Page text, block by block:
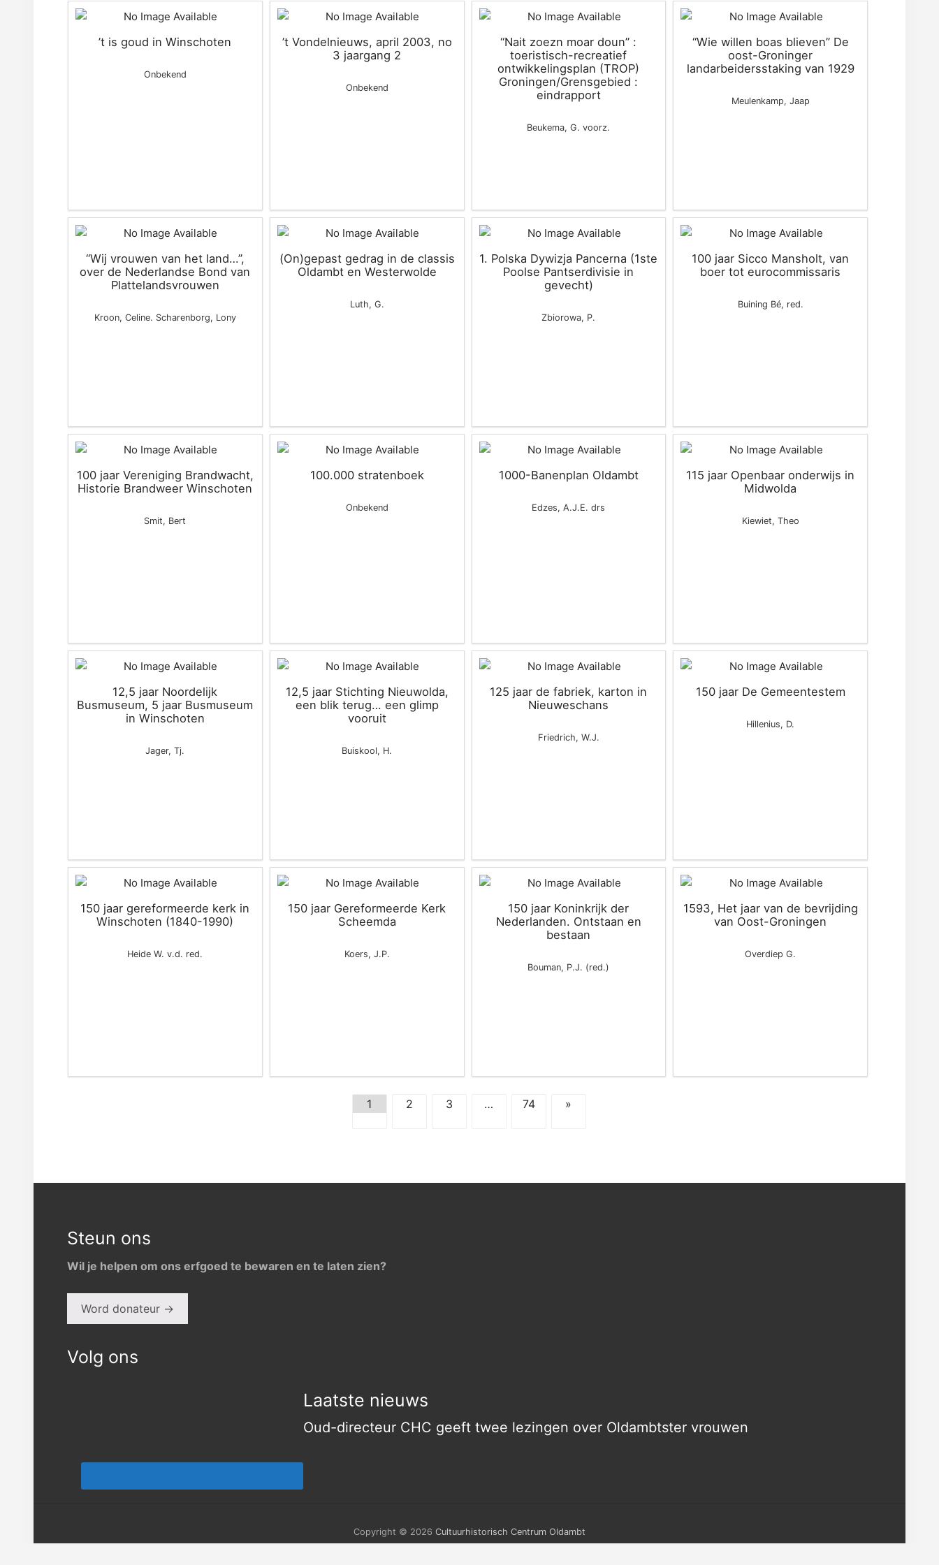
’t is goud in Winschoten
Onbekend
’t Vondelnieuws, april 2003, no
3 jaargang 2
Onbekend
“Nait zoezn moar doun” :
toeristisch-recreatief
ontwikkelingsplan (TROP)
Groningen/Grensgebied :
eindrapport
Beukema, G. voorz.
“Wie willen boas blieven” De
oost-Groninger
landarbeidersstaking van 1929
Meulenkamp, Jaap
“Wij vrouwen van het land…”,
over de Nederlandse Bond van
Plattelandsvrouwen
Kroon, Celine. Scharenborg, Lony
(On)gepast gedrag in de classis
Oldambt en Westerwolde
Luth, G.
1. Polska Dywizja Pancerna (1ste
Poolse Pantserdivisie in
gevecht)
Zbiorowa, P.
100 jaar Sicco Mansholt, van
boer tot eurocommissaris
Buining Bé, red.
100 jaar Vereniging Brandwacht,
Historie Brandweer Winschoten
Smit, Bert
100.000 stratenboek
Onbekend
1000-Banenplan Oldambt
Edzes, A.J.E. drs
115 jaar Openbaar onderwijs in
Midwolda
Kiewiet, Theo
12,5 jaar Noordelijk
Busmuseum, 5 jaar Busmuseum
in Winschoten
Jager, Tj.
12,5 jaar Stichting Nieuwolda,
een blik terug… een glimp
vooruit
Buiskool, H.
125 jaar de fabriek, karton in
Nieuweschans
Friedrich, W.J.
150 jaar De Gemeentestem
Hillenius, D.
150 jaar gereformeerde kerk in
Winschoten (1840-1990)
Heide W. v.d. red.
150 jaar Gereformeerde Kerk
Scheemda
Koers, J.P.
150 jaar Koninkrijk der
Nederlanden. Ontstaan en
bestaan
Bouman, P.J. (red.)
1593, Het jaar van de bevrijding
van Oost-Groningen
Overdiep G.
1 2 3 … 74 »
Steun ons
Wil je helpen om ons erfgoed te bewaren en te laten zien?
Word donateur →
Volg ons
Laatste nieuws
Oud-directeur CHC geeft twee lezingen over Oldambtster vrouwen
Copyright © 2026 Cultuurhistorisch Centrum Oldambt